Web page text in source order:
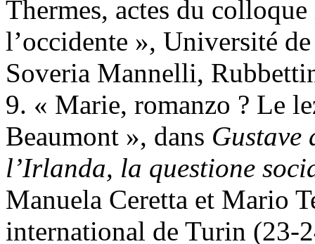
Thermes, actes du
l’occidente », Université
Soveria Mannelli,
9. « Marie, romanzo ? Le
Beaumont », dans Gustave
l’Irlanda, la questione
Manuela Ceretta et Mario
international de Turin (23-